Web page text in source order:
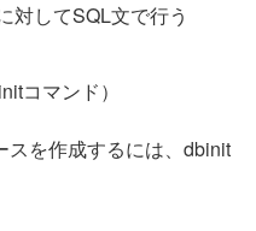
対してSQL文で行う
コマンド）
を作成するには、dbinit